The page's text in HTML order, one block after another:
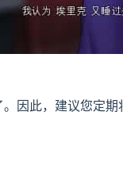
因此，建议您定期